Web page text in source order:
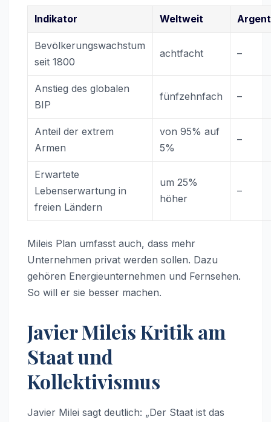
Indikator Weltweit
Bevölkerungswachstum
seit 1800
achtfacht –
Anstieg des globalen
BIP
fünfzehnfach –
Anteil der extrem
Armen
von 95% auf
5%
–
Erwartete
Lebenserwartung in
freien Ländern
um 25%
höher
–
Mileis Plan umfasst auch, dass mehr
Unternehmen privat werden sollen. Dazu
gehören Energieunternehmen und Fernsehen.
So will er sie besser machen.
Javier Mileis Kritik am
Staat und
Kollektivismus
Javier Milei sagt deutlich: „Der Staat ist das